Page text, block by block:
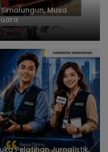
Musa
Pelatihan Jurnalistik,